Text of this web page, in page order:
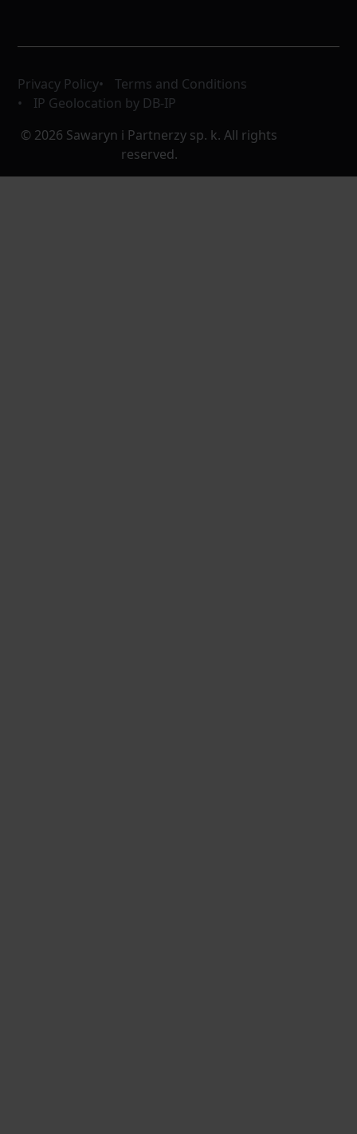
Privacy Policy
Terms and Conditions
IP Geolocation by DB-IP
© 2026 Sawaryn i Partnerzy sp. k. All rights
reserved.